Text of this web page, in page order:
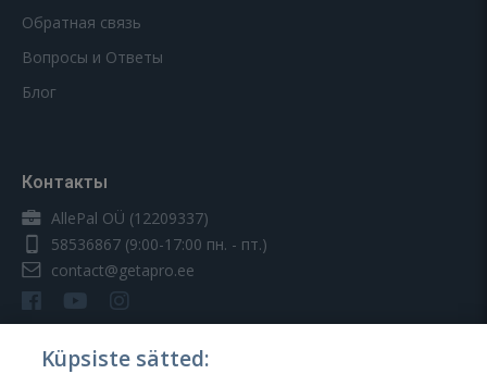
Обратная связь
Вопросы и Ответы
Блог
Контакты
AllePal OÜ (12209337)
58536867 (9:00-17:00 пн. - пт.)
contact@getapro.ee
Küpsiste sätted: